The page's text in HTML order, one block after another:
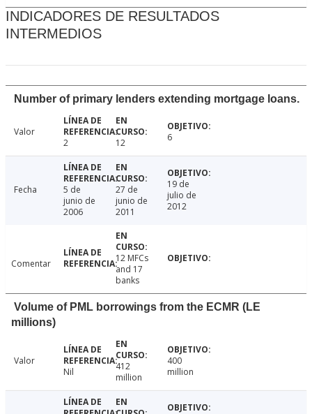
INDICADORES DE RESULTADOS
INTERMEDIOS
Number of primary lenders extending mortgage loans.
Valor
2
12 6
Fecha
5 de
junio de
2006
27 de
junio de
2011
19 de
julio de
2012
Comentar
12 MFCs
and 17
banks
Volume of PML borrowings from the ECMR (LE
millions)
Valor
Nil
412
million
400
million